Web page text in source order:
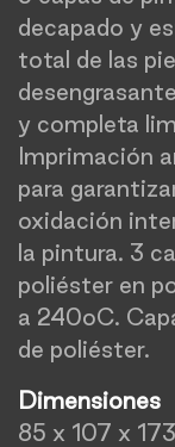
decapado y
total de las
y completa
Imprimación
para
oxidación
la pintura. 3
poliéster en
a 240oC.
de poliéster.
Dimensiones
85 x 107 x